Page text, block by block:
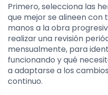
Primero, selecciona las
que mejor se alineen con
manos a la obra
realizar una revisión
mensualmente, para
funcionando y qué
a adaptarse a los
continuo.